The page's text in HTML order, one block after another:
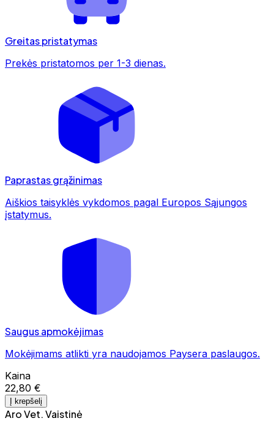
Greitas pristatymas
Prekės pristatomos per 1-3 dienas.
Paprastas grąžinimas
Aiškios taisyklės vykdomos pagal Europos Sąjungos
įstatymus.
Saugus apmokėjimas
Mokėjimams atlikti yra naudojamos Paysera paslaugos.
Kaina
22,80 €
Į krepšelį
Aro Vet. Vaistinė